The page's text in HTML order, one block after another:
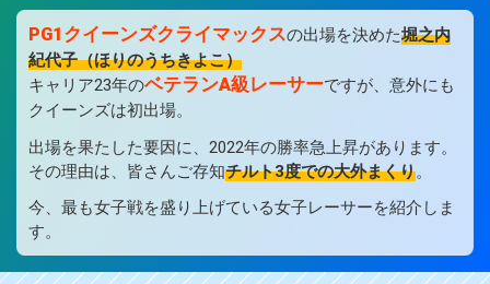
PG1クイーンズクライマックスの出場を決めた堀之内
紀代子（ほりのうちきよこ）
キャリア23年のベテランA級レーサーですが、意外にも
クイーンズは初出場。
出場を果たした要因に、2022年の勝率急上昇があります。
その理由は、皆さんご存知チルト3度での大外まくり。
今、最も女子戦を盛り上げている女子レーサーを紹介しま
す。